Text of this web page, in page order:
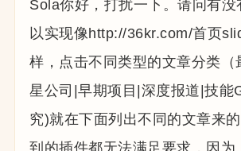
Sola你好，打扰一下。请问有没
以实现像http://36kr.com/首页
样，点击不同类型的文章分类（
星公司|早期项目|深度报道|技能
究)就在下面列出不同的文章来
到的插件都无法满足要求，因为